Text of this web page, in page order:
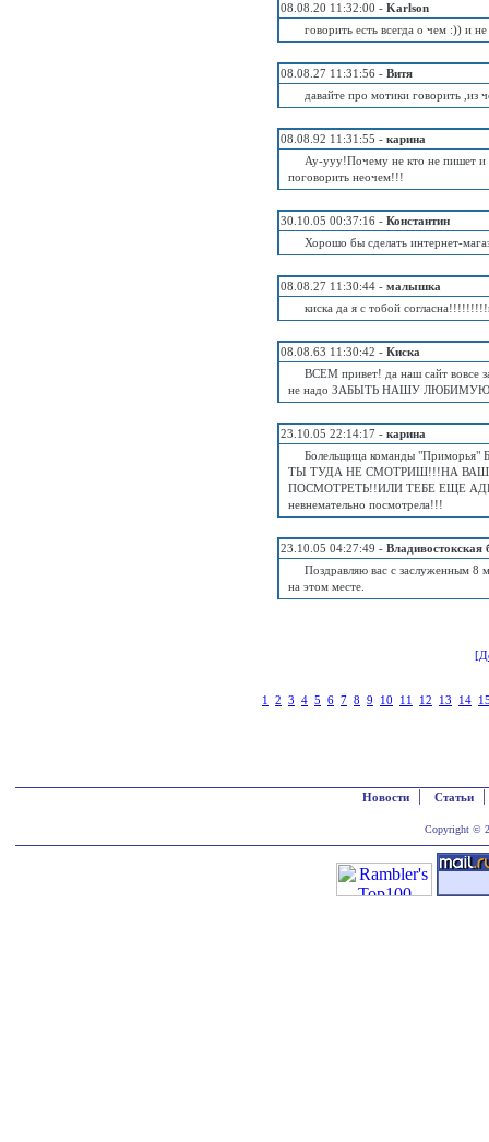
08.08.20 11:32:00 - Karlson
говорить есть всегда о чем :)) и
08.08.27 11:31:56 - Витя
давайте про мотики говорить ,из
08.08.92 11:31:55 - карина
Ау-ууу!Почему не кто не пишет и
поговорить неочем!!!
30.10.05 00:37:16 - Константин
Хорошо бы сделать интернет-
08.08.27 11:30:44 - малышка
киска да я с тобой
08.08.63 11:30:42 - Киска
ВСЕМ привет! да наш сайт вовсе
не надо ЗАБЫТЬ НАШУ
23.10.05 22:14:17 - карина
Болельщица команды
ТЫ ТУДА НЕ СМОТРИШ!!!НА
ПОСМОТРЕТЬ!!ИЛИ ТЕБЕ ЕЩЕ
невнемательно посмотрела!!!
23.10.05 04:27:49 -
Поздравляю вас с заслуженным 8
на этом месте.
1 2 3 4 5 6 7 8 9 10 11 12 13 14
Новости| Статьи
Copyright ©